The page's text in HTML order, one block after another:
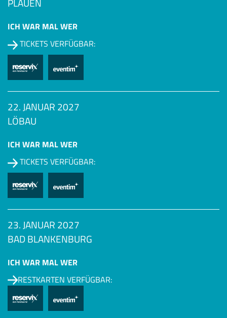
ICH WAR MAL WER
TICKETS VERFÜGBAR:
22. JANUAR 2027
LÖBAU
ICH WAR MAL WER
TICKETS VERFÜGBAR:
23. JANUAR 2027
BAD BLANKENBURG
ICH WAR MAL WER
RESTKARTEN VERFÜGBAR: